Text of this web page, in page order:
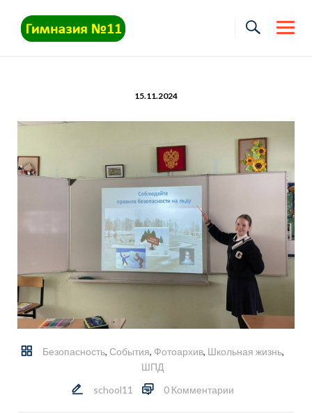
content
15.11.2024
Безопасность, События, Фотоархив, Школьная жизнь,
ШПД
school11
0 Комментарии